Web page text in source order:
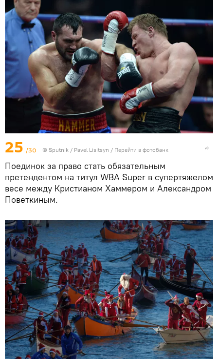
25 /30 © Sputnik / Pavel Lisitsyn / Перейти в фотобанк
Поединок за право стать обязательным
претендентом на титул WBA Super в супертяжелом
весе между Кристианом Хаммером и Александром
Поветкиным.